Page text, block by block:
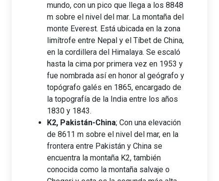
mundo, con un pico que llega a los 8848
m sobre el nivel del mar. La montaña del
monte Everest. Está ubicada en la zona
limítrofe entre Nepal y el Tíbet de China,
en la cordillera del Himalaya. Se escaló
hasta la cima por primera vez en 1953 y
fue nombrada así en honor al geógrafo y
topógrafo galés en 1865, encargado de
la topografía de la India entre los años
1830 y 1843.
K2, Pakistán-China; Con una elevación
de 8611 m sobre el nivel del mar, en la
frontera entre Pakistán y China se
encuentra la montaña K2, también
conocida como la montaña salvaje o